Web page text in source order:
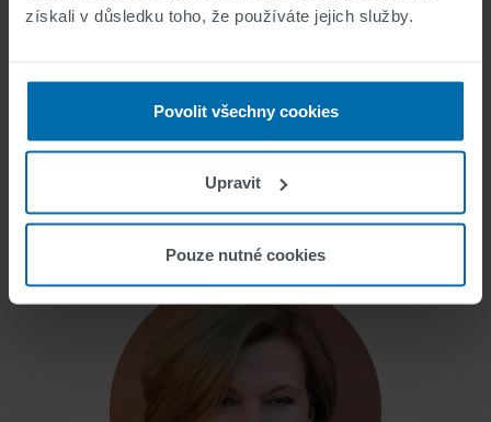
získali v důsledku toho, že používáte jejich služby.
Povolit všechny cookies
Upravit
Pouze nutné cookies
Michael Innerbichler
Člen